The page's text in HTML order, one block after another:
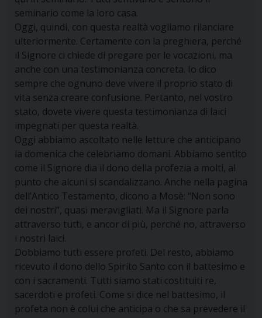
seminario come la loro casa.
Oggi, quindi, con questa realtà vogliamo rilanciare
ulteriormente. Certamente con la preghiera, perché
il Signore ci chiede di pregare per le vocazioni, ma
anche con una testimonianza concreta. Io dico
sempre che ognuno deve vivere il proprio stato di
vita senza creare confusione. Pertanto, nel vostro
stato, dovete vivere questa testimonianza di laici
impegnati per questa realtà.
Oggi abbiamo ascoltato nelle letture che anticipano
la domenica che celebriamo domani. Abbiamo sentito
come il Signore dia il dono della profezia a molti, al
punto che alcuni si scandalizzano. Anche nella pagina
dell’Antico Testamento, dicono a Mosè: “Non sono
dei nostri”, quasi meravigliati. Ma il Signore parla
attraverso tutti, e ancor di più, perché no, attraverso
i nostri laici.
Dobbiamo tutti essere profeti. Del resto, abbiamo
ricevuto il dono dello Spirito Santo con il battesimo e
con i sacramenti. Tutti siamo stati costituiti re,
sacerdoti e profeti. Come si dice nel battesimo, il
profeta non è colui che anticipa o che sa prevedere il